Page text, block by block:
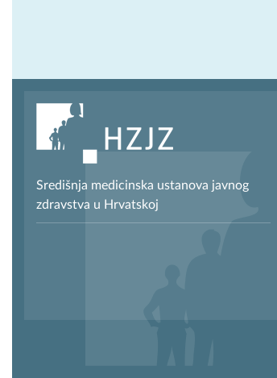
Središnja medicinska ustanova javnog
zdravstva u Hrvatskoj